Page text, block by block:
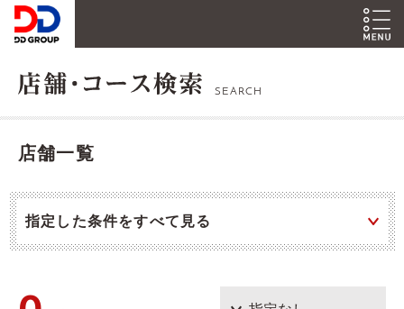
SEARCH
店舗一覧
指定した条件をすべて見る